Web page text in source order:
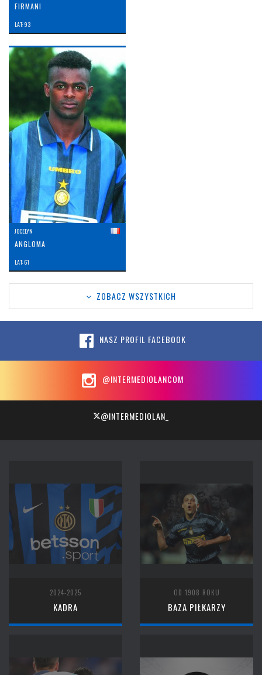
FIRMANI
LAT: 93
JOCELYN
ANGLOMA
LAT: 61
ZOBACZ WSZYSTKICH
NASZ PROFIL FACEBOOK
@INTERMEDIOLANCOM
@INTERMEDIOLAN_
2024-2025
KADRA
OD 1908 ROKU
BAZA PIŁKARZY